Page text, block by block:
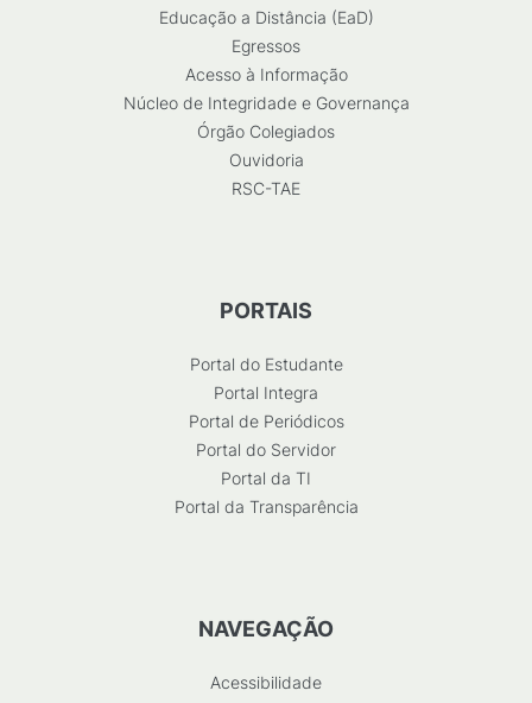
Educação a Distância (EaD)
Egressos
Acesso à Informação
Núcleo de Integridade e Governança
Órgão Colegiados
Ouvidoria
RSC-TAE
PORTAIS
Portal do Estudante
Portal Integra
Portal de Periódicos
Portal do Servidor
Portal da TI
Portal da Transparência
NAVEGAÇÃO
Acessibilidade